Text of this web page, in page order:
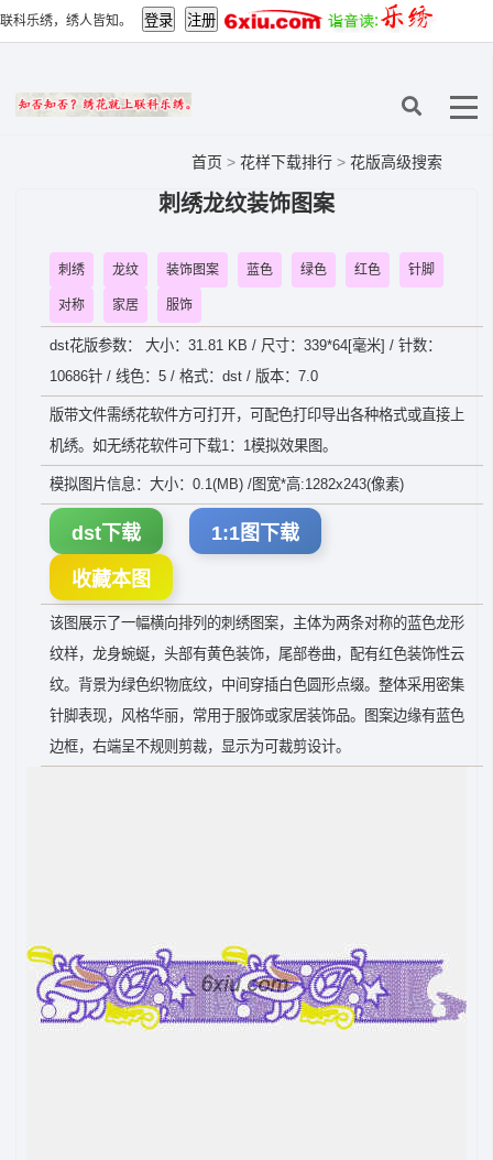
联科乐绣，绣人皆知。
首页 > 花样下载排行 > 花版高级搜索
刺绣龙纹装饰图案
刺绣 龙纹 装饰图案 蓝色 绿色 红色 针脚
对称 家居 服饰
dst花版参数： 大小：31.81 KB / 尺寸：339*64[毫米] / 针数：
10686针 / 线色：5 / 格式：dst / 版本：7.0
版带文件需绣花软件方可打开，可配色打印导出各种格式或直接上
机绣。如无绣花软件可下载1：1模拟效果图。
模拟图片信息：大小：0.1(MB) /图宽*高:1282x243(像素)
dst下载 1:1图下载
收藏本图
该图展示了一幅横向排列的刺绣图案，主体为两条对称的蓝色龙形
纹样，龙身蜿蜒，头部有黄色装饰，尾部卷曲，配有红色装饰性云
纹。背景为绿色织物底纹，中间穿插白色圆形点缀。整体采用密集
针脚表现，风格华丽，常用于服饰或家居装饰品。图案边缘有蓝色
边框，右端呈不规则剪裁，显示为可裁剪设计。